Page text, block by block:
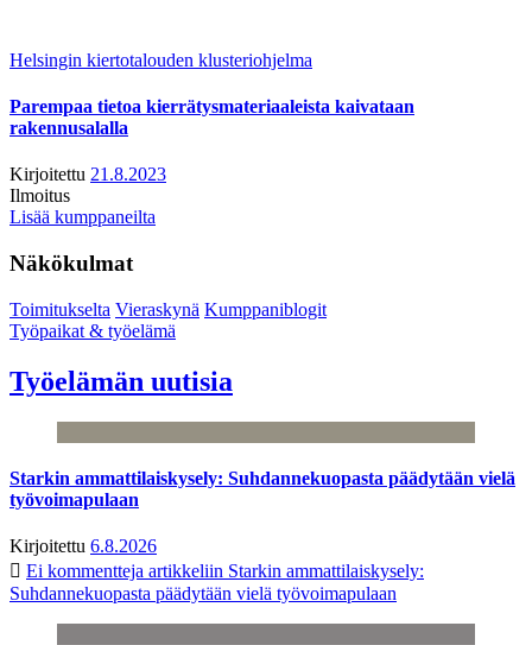
Helsingin kiertotalouden klusteriohjelma
Parempaa tietoa kierrätysmateriaaleista kaivataan
rakennusalalla
Kirjoitettu 21.8.2023
Ilmoitus
Lisää kumppaneilta
Näkökulmat
Toimitukselta Vieraskynä Kumppaniblogit
Työpaikat & työelämä
Työelämän uutisia
Starkin ammattilaiskysely: Suhdannekuopasta päädytään vielä
työvoimapulaan
Kirjoitettu 6.8.2026
Ei kommentteja artikkeliin Starkin ammattilaiskysely:
Suhdannekuopasta päädytään vielä työvoimapulaan